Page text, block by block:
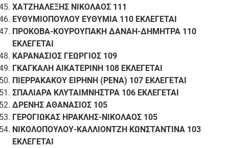
ΧΑΤΖΗΑΛΕΞΗΣ ΝΙΚΟΛΑΟΣ 111
ΕΥΘΥΜΙΟΠΟΥΛΟΥ ΕΥΘΥΜΙΑ 110 ΕΚΛΕΓΕΤΑΙ
ΠΡΟΚΟΒΑ-ΚΟΥΡΟΥΠΑΚΗ ΔΑΝΑΗ-ΔΗΜΗΤΡΑ 110
ΕΚΛΕΓΕΤΑΙ
ΚΑΡΑΝΑΣΙΟΣ ΓΕΩΡΓΙΟΣ 109
ΓΚΑΓΚΑΛΗ ΑΙΚΑΤΕΡΙΝΗ 108 ΕΚΛΕΓΕΤΑΙ
ΠΙΕΡΡΑΚΑΚΟΥ ΕΙΡΗΝΗ (ΡΕΝΑ) 107 ΕΚΛΕΓΕΤΑΙ
ΣΠΑΛΙΑΡΑ ΚΛΥΤΑΙΜΝΗΣΤΡΑ 106 ΕΚΛΕΓΕΤΑΙ
ΔΡΕΝΗΣ ΑΘΑΝΑΣΙΟΣ 105
ΓΕΡΟΓΙΩΚΑΣ ΗΡΑΚΛΗΣ-ΝΙΚΟΛΑΟΣ 105
ΝΙΚΟΛΟΠΟΥΛΟΥ-ΚΑΛΛΙΟΝΤΖΗ ΚΩΝΣΤΑΝΤΙΝΑ 103
ΕΚΛΕΓΕΤΑΙ